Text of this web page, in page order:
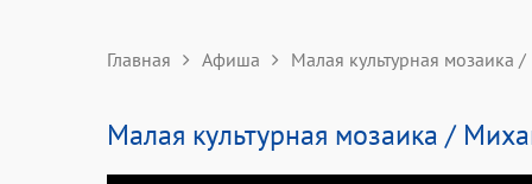
Главная Афиша Малая культурная мозаика
Малая культурная мозаика /